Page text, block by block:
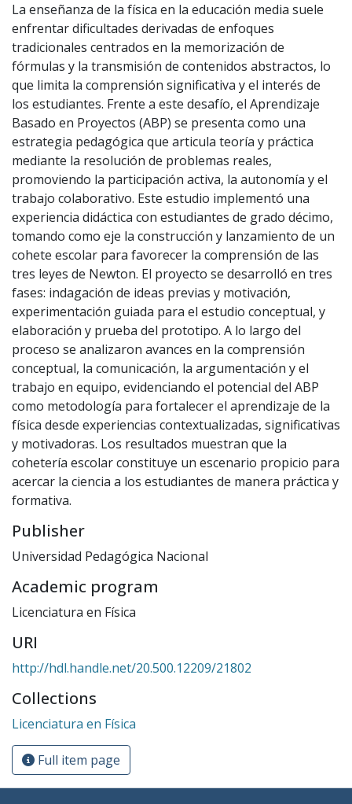
La enseñanza de la física en la educación media suele
enfrentar dificultades derivadas de enfoques
tradicionales centrados en la memorización de
fórmulas y la transmisión de contenidos abstractos, lo
que limita la comprensión significativa y el interés de
los estudiantes. Frente a este desafío, el Aprendizaje
Basado en Proyectos (ABP) se presenta como una
estrategia pedagógica que articula teoría y práctica
mediante la resolución de problemas reales,
promoviendo la participación activa, la autonomía y el
trabajo colaborativo. Este estudio implementó una
experiencia didáctica con estudiantes de grado décimo,
tomando como eje la construcción y lanzamiento de un
cohete escolar para favorecer la comprensión de las
tres leyes de Newton. El proyecto se desarrolló en tres
fases: indagación de ideas previas y motivación,
experimentación guiada para el estudio conceptual, y
elaboración y prueba del prototipo. A lo largo del
proceso se analizaron avances en la comprensión
conceptual, la comunicación, la argumentación y el
trabajo en equipo, evidenciando el potencial del ABP
como metodología para fortalecer el aprendizaje de la
física desde experiencias contextualizadas, significativas
y motivadoras. Los resultados muestran que la
cohetería escolar constituye un escenario propicio para
acercar la ciencia a los estudiantes de manera práctica y
formativa.
Publisher
Universidad Pedagógica Nacional
Academic program
Licenciatura en Física
URI
http://hdl.handle.net/20.500.12209/21802
Collections
Licenciatura en Física
Full item page